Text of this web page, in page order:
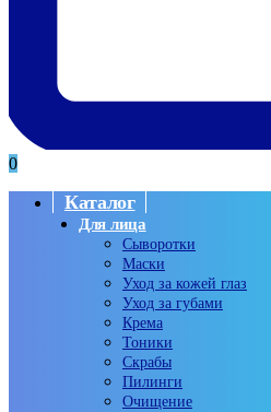
0
Каталог
Для лица
Сыворотки
Маски
Уход за кожей глаз
Уход за губами
Крема
Тоники
Скрабы
Пилинги
Очищение